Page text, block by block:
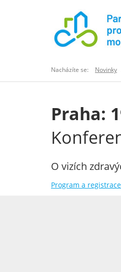
Nacházíte se: Novinky
Praha:
O vizích
Program a